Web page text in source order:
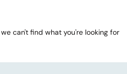
can't find what you're looking for.